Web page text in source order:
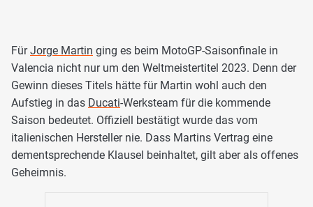
FürJorge Martin ging es beim MotoGP-Saisonfinale in
Valencia nicht nur um den Weltmeistertitel 2023. Denn der
Gewinn dieses Titels hätte für Martin wohl auch den
Aufstieg in das Ducati-Werksteam für die kommende
Saison bedeutet. Offiziell bestätigt wurde das vom
italienischen Hersteller nie. Dass Martins Vertrag eine
dementsprechende Klausel beinhaltet, gilt aber als offenes
Geheimnis.